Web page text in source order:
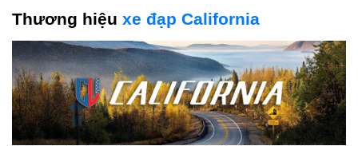
Thương hiệu xe đạp California